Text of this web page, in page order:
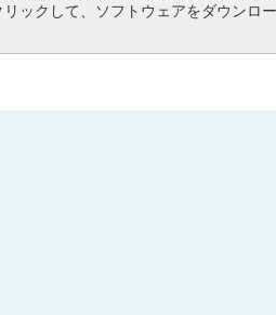
ックして、ソフトウェアをダウンロ